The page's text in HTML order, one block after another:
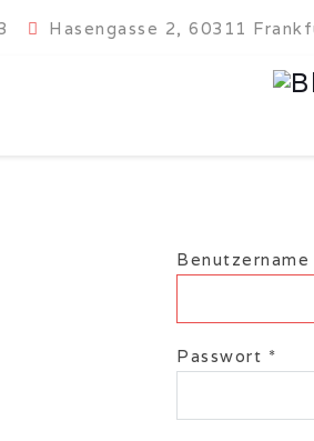
Hasengasse 2, 60311
Benutzername
Passwort *